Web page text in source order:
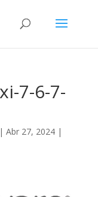
7-6-7-
| Abr 27, 2024|